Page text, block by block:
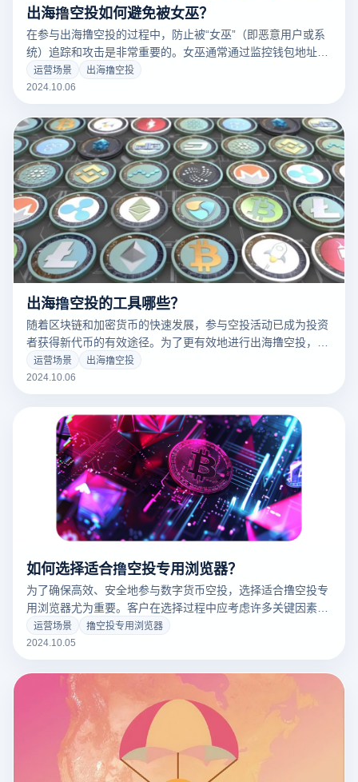
出海撸空投如何避免被女巫？
在参与出海撸空投的过程中，防止被“女巫”（即恶意用户或系
统）追踪和攻击是非常重要的。女巫通常通过监控钱包地址和
活动模式来识别和阻止某些客户的参与。因此，采取相应的保
护措施可以帮助保护您的帐户安全和隐私。接下来，我们将讨
风险，并确保成功获得奖励。
运营场景
出海撸空投
2024.10.06
出海撸空投的工具哪些？
随着区块链和加密货币的快速发展，参与空投活动已成为投资
者获得新代币的有效途径。为了更有效地进行出海撸空投，许
多工具和平台应运而生。这些工具不仅可以帮助用户跟踪最新
的空投信息，还可以简化处理过程，管理多个钱包地址。接下
住这个机会，实现投资升值。
运营场景
出海撸空投
2024.10.06
如何选择适合撸空投专用浏览器？
为了确保高效、安全地参与数字货币空投，选择适合撸空投专
用浏览器尤为重要。客户在选择过程中应考虑许多关键因素。
首先，浏览器的隐私保护功能尤为重要，可以有效防止数据跟
踪和身份泄露。其次，支持多账户管理的功能非常有用，让用
览器的速度和稳定性也不容忽视。快速输入和流畅的操作体验
将直接影响空投的效率。最后，浏览器是否支持插件或扩展功
能，也可以使用自己选择的功能。
运营场景
撸空投专用浏览器
2024.10.05